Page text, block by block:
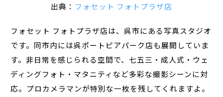
出典： フォセット フォトプラザ店
フォセット フォトプラザ店は、呉市にある写真スタジオ
です。同市内には呉ポートピアパーク店も展開していま
す。非日常を感じられる空間で、七五三・成人式・ウェ
ディングフォト・マタニティなど多彩な撮影シーンに対
応。プロカメラマンが特別な一枚を残してくれますよ。